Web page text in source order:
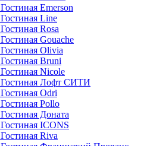
Гостиная Emerson
Гостиная Line
Гостиная Rosa
Гостиная Gouache
Гостиная Olivia
Гостиная Bruni
Гостиная Nicole
Гостиная Лофт СИТИ
Гостиная Odri
Гостиная Pollo
Гостиная Доната
Гостиная ICONS
Гостиная Riva